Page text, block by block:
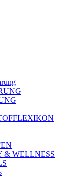
& WELLNESS